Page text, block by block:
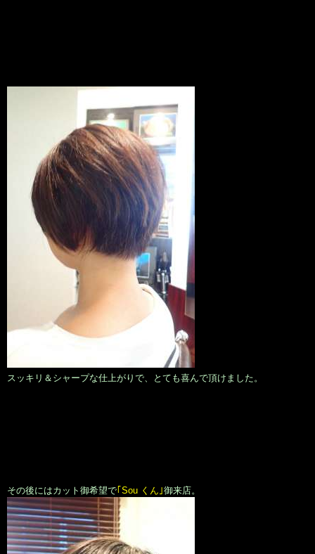
スッキリ＆シャープな仕上がりで、とても喜んで頂けました。
その後にはカット御希望で｢Sou くん｣御来店。